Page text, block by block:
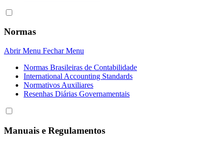
Normas
Abrir Menu Fechar Menu
Normas Brasileiras de Contabilidade
International Accounting Standards
Normativos Auxiliares
Resenhas Diárias Governamentais
Manuais e Regulamentos